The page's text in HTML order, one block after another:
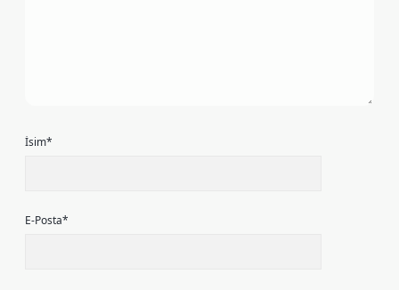
İsim*
E-Posta*